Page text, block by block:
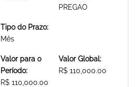
PREGAO
Tipo do Prazo:
Mês
Valor para o
Período:
R$ 110,000.00
Valor Global:
R$ 110,000.00